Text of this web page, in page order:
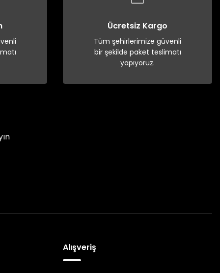
Ücretsiz Kargo
Tüm şehirlerimize güvenli
bir şekilde paket teslimatı
yapıyoruz.
Alışveriş